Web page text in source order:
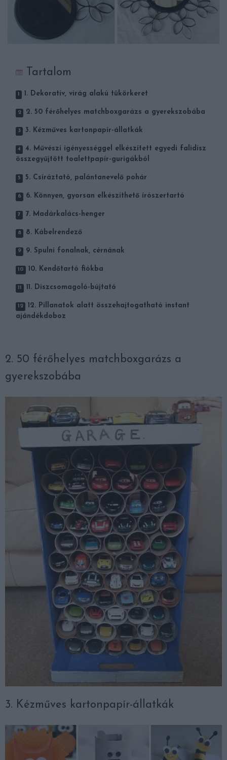
Tartalom
1. Dekoratív, virág alakú tükörkeret
2. 50 férőhelyes matchboxgarázs a gyerekszobába
3. Kézműves kartonpapír-állatkák
4. Művészi igényességgel elkészített egyedi falidísz
összegyűjtött toalettpapír-gurigákból
5. Csíráztató, palántanevelő pohár
6. Könnyen, gyorsan elkészíthető írószertartó
7. Madárkalács-henger
8. Kábelrendező
9. Spulni fonalnak, cérnának
10. Kendőtartó fiókba
11. Díszcsomagoló-bújtató
12. Pillanatok alatt összehajtogatható instant
ajándékdoboz
2. 50 férőhelyes matchboxgarázs a
gyerekszobába
3. Kézműves kartonpapír-állatkák